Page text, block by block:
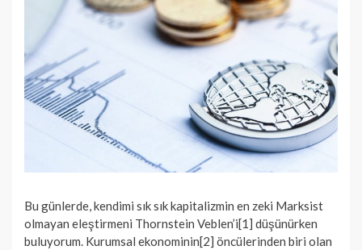
Bu günlerde, kendimi sık sık kapitalizmin en zeki Marksist
olmayan eleştirmeni Thornstein Veblen’i[1] düşünürken
buluyorum. Kurumsal ekonominin[2] öncülerinden biri olan